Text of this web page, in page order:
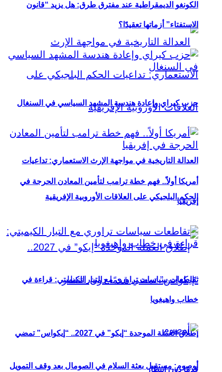
العدالة التاريخية في مواجهة الإرث الاستعماري: تداعيات
الحكم البلجيكي على العلاقات الأوروبية الإفريقية
إطلاق العملة الموحدة “إيكو” في 2027.. “إيكواس” تمضي
قدمًا دون انتظار
الكونغو الديمقراطية عند مفترق طرق: هل يزيد “قانون
الاستفتاء” أزماتها تعقيدًا؟
حزب كيراي وإعادة هندسة المشهد السياسي في السنغال
أمريكا أولاً.. فهم خطة ترامب لتأمين المعادن الحرجة في
إفريقيا
تقاطعات سياسات تراوري مع التيار الكيميتي: قراءة في
خطاب واهيغويا
أوصوم: مستقبل بعثة السلام في الصومال بعد وقف التمويل